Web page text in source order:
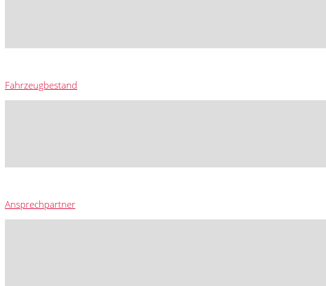
Fahrzeugbestand
Ansprechpartner